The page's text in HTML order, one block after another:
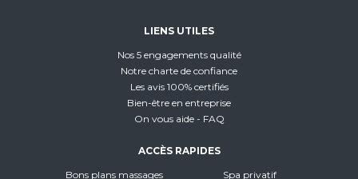
LIENS UTILES
Nos 5 engagements qualité
Notre charte de confiance
Les avis 100% certifiés
Bien-être en entreprise
On vous aide - FAQ
ACCÈS RAPIDES
Bons plans massages
Spa privatif